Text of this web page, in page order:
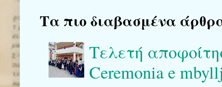
Τα πιο διαβασμένα
Τελετή
Ceremonia e